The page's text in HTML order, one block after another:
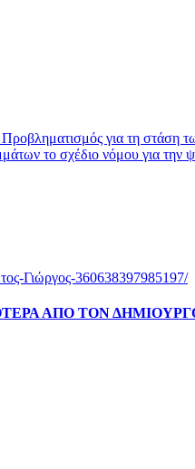
για τη στάση
το σχέδιο νόμου για
Γιώργος-360638397985197/
ΑΠΟ ΤΟΝ